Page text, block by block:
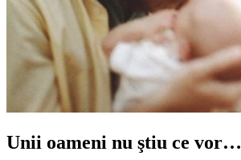
Unii oameni nu ştiu ce vor…